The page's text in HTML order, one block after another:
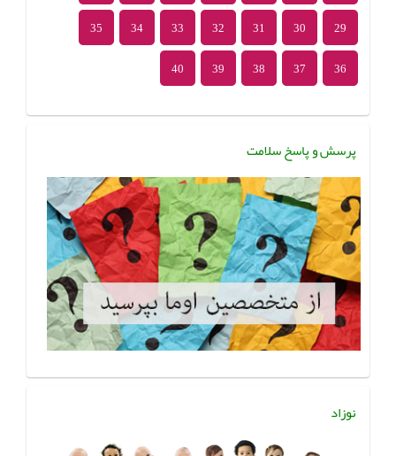
29
30
31
32
33
34
35
36
37
38
39
40
پرسش و پاسخ سلامت
نوزاد